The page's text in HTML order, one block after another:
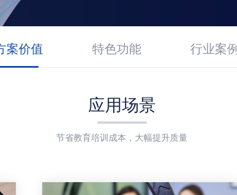
案价值 特色功能 行业案例
应用场景
节省教育培训成本，大幅提升质量